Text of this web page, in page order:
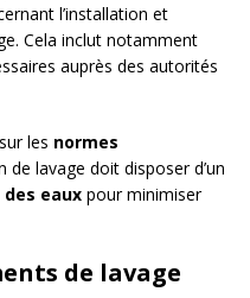
l’installation et
Cela inclut notamment
auprès des autorités
les normes
de lavage doit disposer d’un
eaux pour minimiser
de lavage